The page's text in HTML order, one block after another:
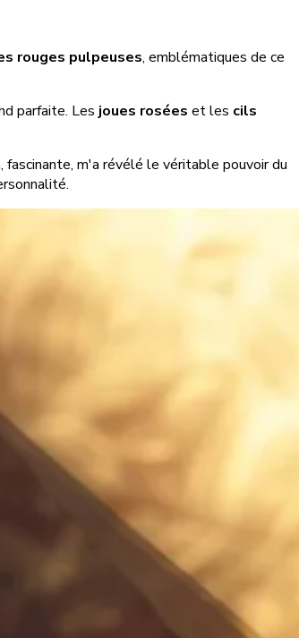
rouges pulpeuses, emblématiques de ce
parfaite. Lesjoues rosées et les cils
m'a révélé le véritable pouvoir du